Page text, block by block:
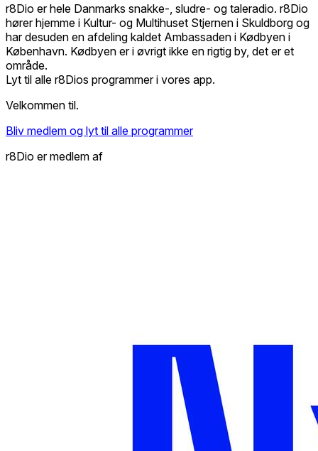
r8Dio er hele Danmarks snakke-, sludre- og taleradio. r8Dio
hører hjemme i Kultur- og Multihuset Stjernen i Skuldborg og
har desuden en afdeling kaldet Ambassaden i Kødbyen i
København. Kødbyen er i øvrigt ikke en rigtig by, det er et
område.
Lyt til alle r8Dios programmer i vores app.
Velkommen til.
Bliv medlem og lyt til alle programmer
r8Dio er medlem af